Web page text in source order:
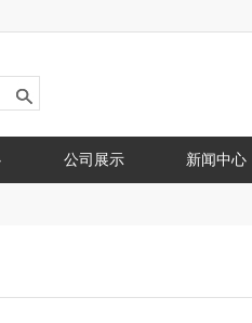
公司展示 新闻中心